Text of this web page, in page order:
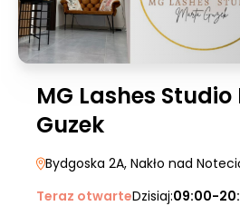
MG Lashes
Guzek
Bydgoska 2A, Nakło nad
Teraz otwarteDzisiaj:09:00-